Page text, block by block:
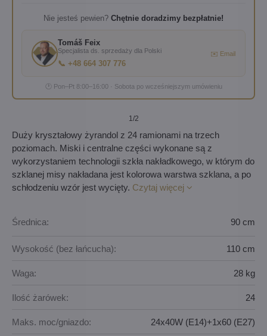
Nie jesteś pewien? Chętnie doradzimy bezpłatnie!
Tomáš Feix
Specjalista ds. sprzedaży dla Polski
📞 +48 664 307 776
✉️ Email
🕐 Pon–Pt 8:00–16:00 · Sobota po wcześniejszym umówieniu
1/2
Duży kryształowy żyrandol z 24 ramionami na trzech
poziomach. Miski i centralne części wykonane są z
wykorzystaniem technologii szkła nakładkowego, w którym do
szklanej misy nakładana jest kolorowa warstwa szklana, a po
schłodzeniu wzór jest wycięty. Czytaj więcej
Średnica: 90 cm
Wysokość (bez łańcucha): 110 cm
Waga: 28 kg
Ilość żarówek: 24
Maks. moc/gniazdo: 24x40W (E14)+1x60 (E27)